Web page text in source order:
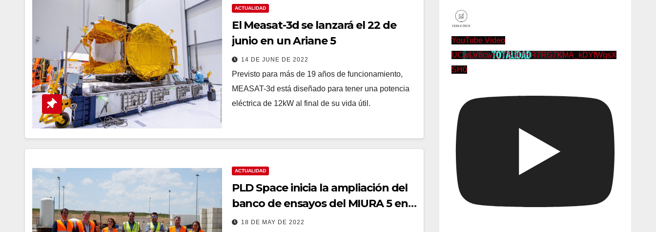
ACTUALIDAD
El Measat-3d se lanzará el 22 de
junio en un Ariane 5
14 DE JUNE DE 2022
Previsto para más de 19 años de funcionamiento,
MEASAT-3d está diseñado para tener una potencia
eléctrica de 12kW al final de su vida útil.
ACTUALIDAD
PLD Space inicia la ampliación del
banco de ensayos del MIURA 5 en
Teruel
18 DE MAY DE 2022
YouTube Video
UCwLV8cwK_FS9OfHR7RG7KMA_kDYfWqsX
SH0